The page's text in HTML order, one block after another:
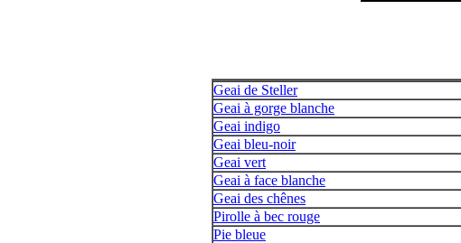
Geai de Steller
Geai à gorge blanche
Geai indigo
Geai bleu-noir
Geai vert
Geai à face blanche
Geai des chênes
Pirolle à bec rouge
Pie bleue